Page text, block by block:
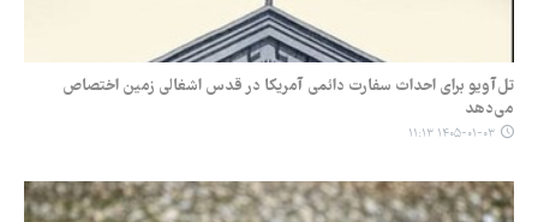
تل‌آویو برای احداث سفارت دائمی آمریکا در قدس اشغالی زمین اختصاص
می‌دهد
۱۴۰۵-۰۱-۰۳ ۱۱:۱۳